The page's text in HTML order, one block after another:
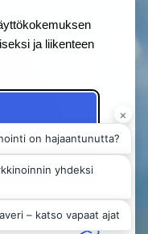
ja liikenteen